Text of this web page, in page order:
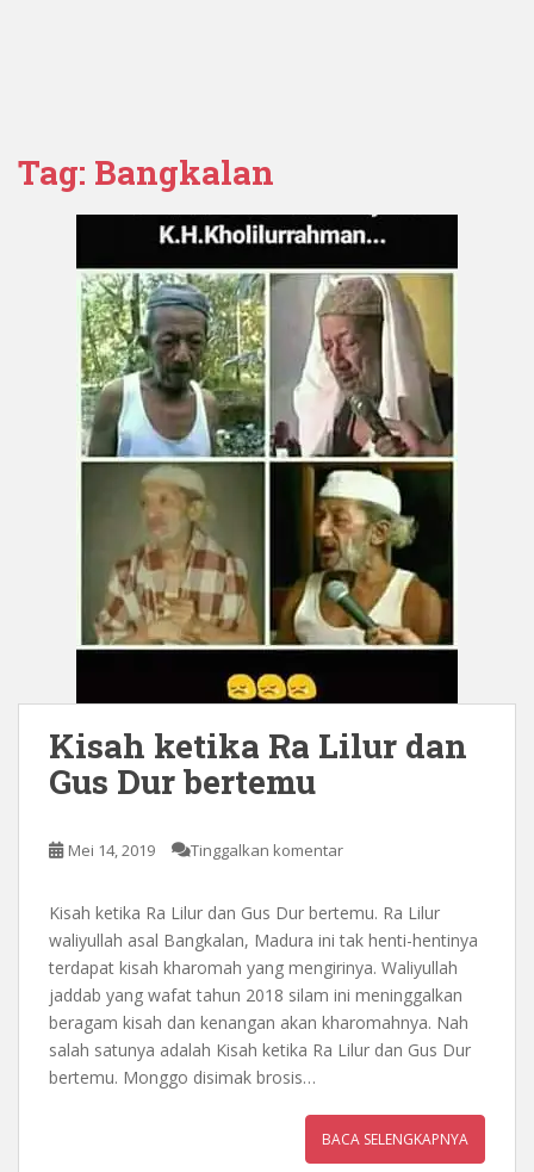
Tag: Bangkalan
Kisah ketika Ra Lilur dan
Gus Dur bertemu
Mei 14, 2019 Tinggalkan komentar
Kisah ketika Ra Lilur dan Gus Dur bertemu. Ra Lilur
waliyullah asal Bangkalan, Madura ini tak henti-hentinya
terdapat kisah kharomah yang mengirinya. Waliyullah
jaddab yang wafat tahun 2018 silam ini meninggalkan
beragam kisah dan kenangan akan kharomahnya. Nah
salah satunya adalah Kisah ketika Ra Lilur dan Gus Dur
bertemu. Monggo disimak brosis…
BACA SELENGKAPNYA